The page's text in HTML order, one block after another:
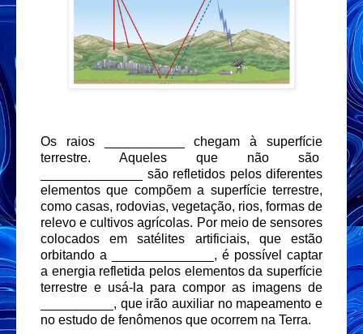
Os raios ___________ chegam à superfície
terrestre. Aqueles que não são
______________ são refletidos pelos diferentes
elementos que compõem a superfície terrestre,
como casas, rodovias, vegetação, rios, formas de
relevo e cultivos agrícolas. Por meio de sensores
colocados em satélites artificiais, que estão
orbitando a ______________, é possível captar
a energia refletida pelos elementos da superfície
terrestre e usá-la para compor as imagens de
__________, que irão auxiliar no mapeamento e
no estudo de fenômenos que ocorrem na Terra.